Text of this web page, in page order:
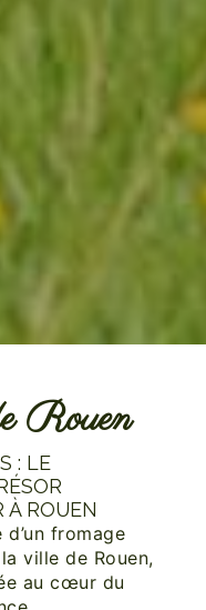
Rouen
: LE
À ROUEN
fromage
ville de Rouen,
au cœur du